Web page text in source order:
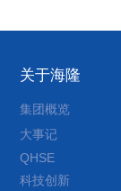
关于海隆
集团概览
大事记
QHSE
科技创新